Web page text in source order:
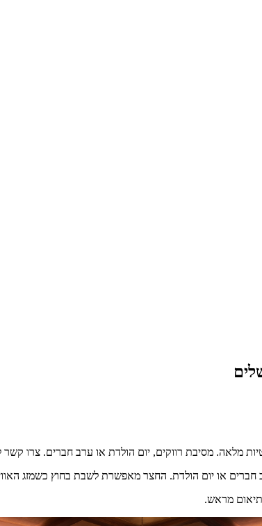
מלאה. מסיבת רווקים, יום הולדת או ערב חברים. צרו קשר
חברים או יום הולדת. החצר מאפשרת לשבת בחוץ כשמזג
מראש.